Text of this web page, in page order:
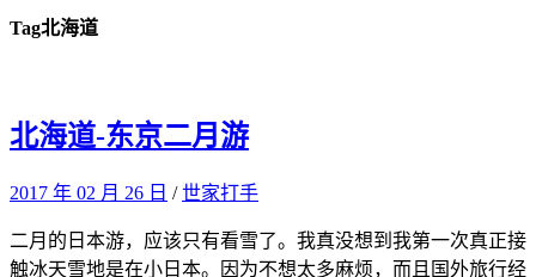
Tag北海道
北海道-东京二月游
2017 年 02 月 26 日 /世家打手
二月的日本游，应该只有看雪了。我真没想到我第一次真正接
触冰天雪地是在小日本。因为不想太多麻烦，而且国外旅行经